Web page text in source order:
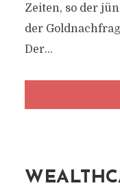
Zeiten, so der
der
Der...